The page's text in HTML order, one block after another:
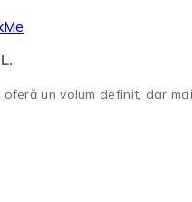
un volum definit, dar